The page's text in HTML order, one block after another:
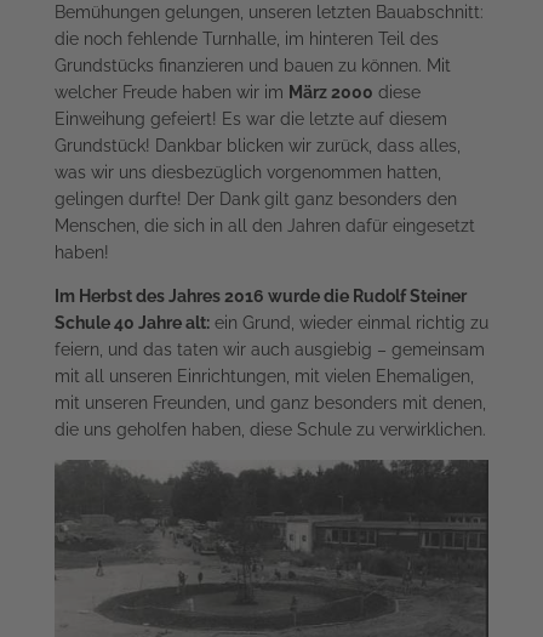
Bemühungen gelungen, unseren letzten Bauabschnitt:
die noch fehlende Turnhalle, im hinteren Teil des
Grundstücks finanzieren und bauen zu können. Mit
welcher Freude haben wir im März 2000 diese
Einweihung gefeiert! Es war die letzte auf diesem
Grundstück! Dankbar blicken wir zurück, dass alles,
was wir uns diesbezüglich vorgenommen hatten,
gelingen durfte! Der Dank gilt ganz besonders den
Menschen, die sich in all den Jahren dafür eingesetzt
haben!
Im Herbst des Jahres 2016 wurde die Rudolf Steiner
Schule 40 Jahre alt: ein Grund, wieder einmal richtig zu
feiern, und das taten wir auch ausgiebig – gemeinsam
mit all unseren Einrichtungen, mit vielen Ehemaligen,
mit unseren Freunden, und ganz besonders mit denen,
die uns geholfen haben, diese Schule zu verwirklichen.